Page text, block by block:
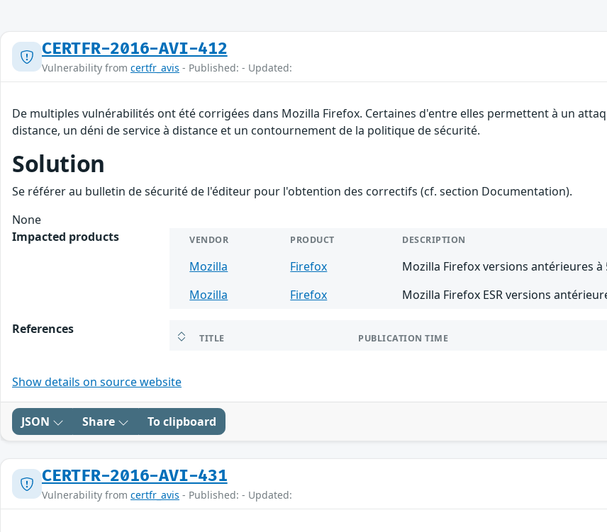
CERTFR-2016-AVI-412
Vulnerability from certfr_avis - Published: - Updated:
De multiples vulnérabilités ont été corrigées dans Mozilla Firefox. Certaines d'entre elles permettent à un
distance, un déni de service à distance et un contournement de la politique de sécurité.
Solution
Se référer au bulletin de sécurité de l'éditeur pour l'obtention des correctifs (cf. section Documentation).
None
Impacted products
VENDOR PRODUCT DESCRIPTION
Mozilla Firefox
Mozilla Firefox versions antérieures à
Mozilla
Firefox Mozilla Firefox ESR versions
References
TITLE PUBLICATION TIME
Show details on source website
JSON Share To clipboard
CERTFR-2016-AVI-431
Vulnerability from certfr_avis - Published: - Updated: